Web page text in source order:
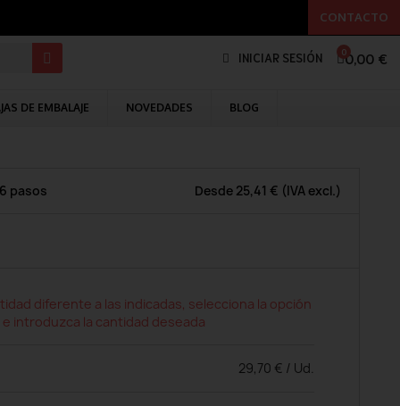
CONTACTO
INICIAR SESIÓN 0,00 €
DE EMBALAJE NOVEDADES BLOG
pasos Desde 25,41 € (IVA excl.)
diferente a las indicadas, selecciona la opción
introduzca la cantidad deseada
29,70 € / Ud.